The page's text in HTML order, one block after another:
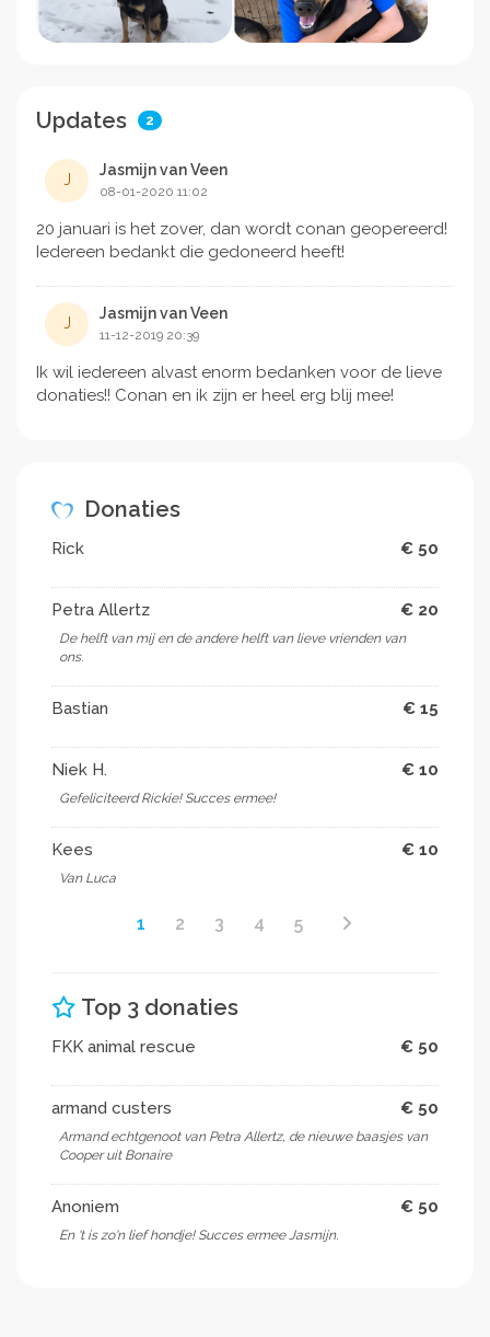
Updates 2
J
Jasmijn van Veen
08-01-2020 11:02
20 januari is het zover, dan wordt conan geopereerd!
Iedereen bedankt die gedoneerd heeft!
J
Jasmijn van Veen
11-12-2019 20:39
Ik wil iedereen alvast enorm bedanken voor de lieve
donaties!! Conan en ik zijn er heel erg blij mee!
Donaties
Rick € 50
Petra Allertz € 20
De helft van mij en de andere helft van lieve vrienden van
ons.
Bastian € 15
Niek H. € 10
Gefeliciteerd Rickie! Succes ermee!
Kees € 10
Van Luca
1 2 3 4 5
Top 3 donaties
FKK animal rescue € 50
armand custers € 50
Armand echtgenoot van Petra Allertz, de nieuwe baasjes van
Cooper uit Bonaire
Anoniem € 50
En 't is zo'n lief hondje! Succes ermee Jasmijn.